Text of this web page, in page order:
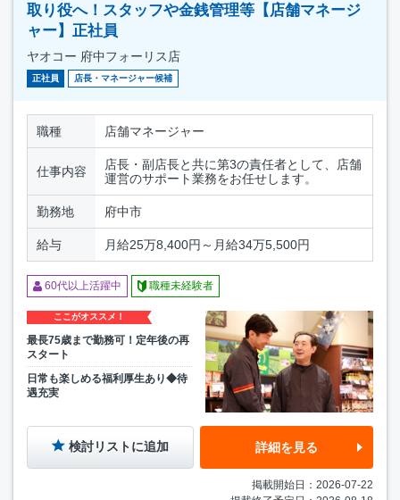
取り役へ！スタッフや金銭管理等【店舗マネージ
ャー】正社員
ヤオコー 府中フォーリス店
正社員 店長・マネージャー候補
職種 店舗マネージャー
仕事内容
店長・副店長と共に第3の責任者として、店舗
運営のサポート業務をお任せします。
勤務地 府中市
給与 月給25万8,400円～月給34万5,500円
60代以上活躍中 職種未経験者
ここがオススメ！
最長75歳まで勤務可！定年後の再
スタート
日常も楽しめる福利厚生あり◆待
遇充実
検討リストに追加 詳細を見る
掲載開始日：2026-07-22